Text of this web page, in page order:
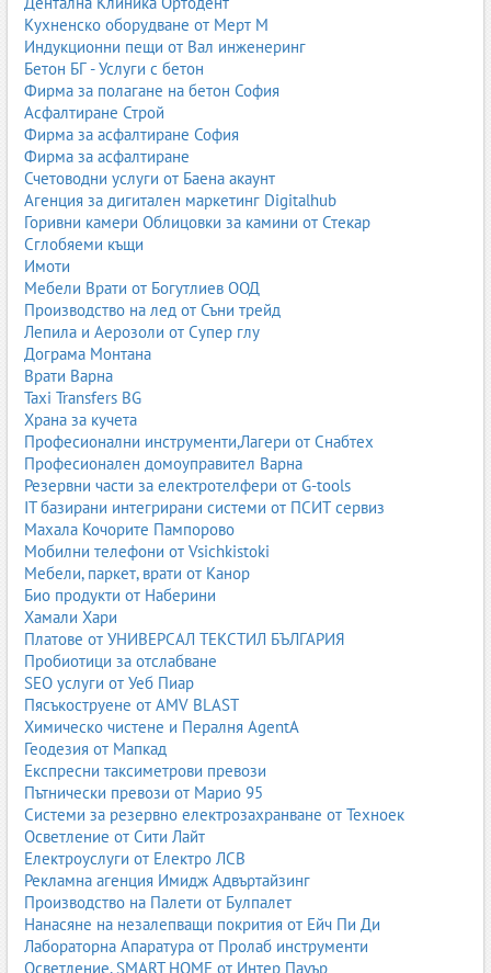
Степени на гланц
Интериорните бои се предлагат в различни степени на гланц,
които влияят на външния вид и поддръжката.
Мат:прикрива неравности, създава меко излъчване
Сатен:лек блясък, по-лесно почистване
Полугланц:устойчив на миене, подходящ за кухни
Гланц:силен блясък, използва се по-рядко
Подготовка на основата
За да се постигне перфектен резултат, подготовката на стените
е ключова. Тя включва:
почистване от прах и мазнини
запълване на пукнатини и дупки
шпакловане при нужда
грундиране за по-добра адхезия
Технология на нанасяне
Интериорните бои се нанасят с валяк, четка или пистолет. Най-
често се използва валяк, който осигурява равномерно
покритие.
Основни стъпки:
нанесете грунд
нанесете първи слой боя
изчакайте пълно изсъхване
нанесете втори слой за перфектно покритие
Цветови решения и психология на цветовете
Цветът влияе на настроението, усещането за пространство и
светлина.
Бяло:чистота, простор
Сиво: модерно, неутрално
Бежово:уют, топлина
Синьо: спокойствие
Зелено:баланс
Жълто:енергия
Червено:акцент, динамика
Интериорни бои
Как да изберем подходяща интериорна боя според
Кухненско оборудване от Мерт М
Индукционни пещи от Вал инженеринг
Бетон БГ - Услуги с бетон
Фирма за полагане на бетон София
Асфалтиране Строй
Фирма за асфалтиране София
Фирма за асфалтиране
Счетоводни услуги от Баена акаунт
Агенция за дигитален маркетинг Digitalhub
Горивни камери Облицовки за камини от Стекар
Сглобяеми къщи
Имоти
Мебели Врати от Богутлиев ООД
Производство на лед от Съни трейд
Лепила и Аерозоли от Супер глу
Дограма Монтана
Врати Варна
Taxi Transfers BG
Храна за кучета
Професионални инструменти,Лагери от Снабтех
Професионален домоуправител Варна
Резервни части за електротелфери от G-tools
IT базирани интегрирани системи от ПСИТ сервиз
Махала Кочорите Пампорово
Мобилни телефони от Vsichkistoki
Мебели, паркет, врати от Канор
Био продукти от Наберини
Хамали Хари
Платове от УНИВЕРСАЛ ТЕКСТИЛ БЪЛГАРИЯ
Пробиотици за отслабване
SEO услуги от Уеб Пиар
Пясъкоструене от AMV BLAST
Химическо чистене и Пералня AgentA
Геодезия от Мапкад
Експресни таксиметрови превози
Пътнически превози от Марио 95
Системи за резервно електрозахранване от Техноек
Осветление от Сити Лайт
Електроуслуги от Електро ЛСВ
Рекламна агенция Имидж Адвъртайзинг
Производство на Палети от Булпалет
Нанасяне на незалепващи покрития от Ейч Пи Ди
Лабораторна Апаратура от Пролаб инструменти
Осветление, SMART HOME от Интер Пауър